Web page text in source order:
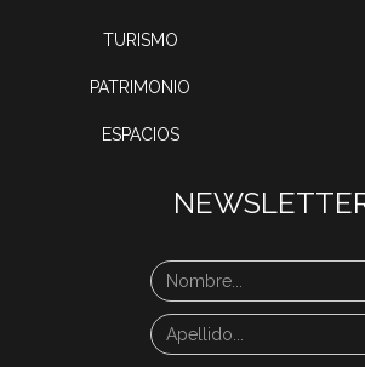
TURISMO
PATRIMONIO
ESPACIOS